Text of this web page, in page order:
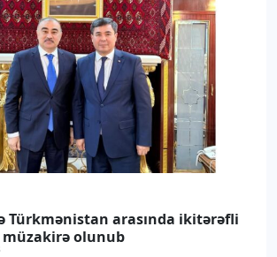
Türkmənistan arasında ikitərəfli
olunub